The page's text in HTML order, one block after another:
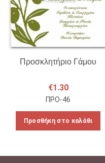
Προσκλητήριο Γάμου
€1.30
ΠΡΟ-46
Προσθήκη στο καλάθι